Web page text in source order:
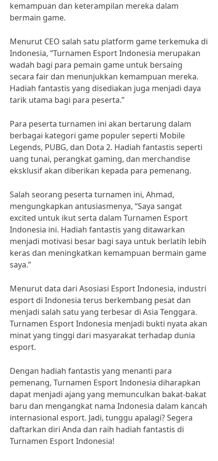
kemampuan dan keterampilan mereka dalam
bermain game.
Menurut CEO salah satu platform game terkemuka di
Indonesia, “Turnamen Esport Indonesia merupakan
wadah bagi para pemain game untuk bersaing
secara fair dan menunjukkan kemampuan mereka.
Hadiah fantastis yang disediakan juga menjadi daya
tarik utama bagi para peserta.”
Para peserta turnamen ini akan bertarung dalam
berbagai kategori game populer seperti Mobile
Legends, PUBG, dan Dota 2. Hadiah fantastis seperti
uang tunai, perangkat gaming, dan merchandise
eksklusif akan diberikan kepada para pemenang.
Salah seorang peserta turnamen ini, Ahmad,
mengungkapkan antusiasmenya, “Saya sangat
excited untuk ikut serta dalam Turnamen Esport
Indonesia ini. Hadiah fantastis yang ditawarkan
menjadi motivasi besar bagi saya untuk berlatih lebih
keras dan meningkatkan kemampuan bermain game
saya.”
Menurut data dari Asosiasi Esport Indonesia, industri
esport di Indonesia terus berkembang pesat dan
menjadi salah satu yang terbesar di Asia Tenggara.
Turnamen Esport Indonesia menjadi bukti nyata akan
minat yang tinggi dari masyarakat terhadap dunia
esport.
Dengan hadiah fantastis yang menanti para
pemenang, Turnamen Esport Indonesia diharapkan
dapat menjadi ajang yang memunculkan bakat-bakat
baru dan mengangkat nama Indonesia dalam kancah
internasional esport. Jadi, tunggu apalagi? Segera
daftarkan diri Anda dan raih hadiah fantastis di
Turnamen Esport Indonesia!